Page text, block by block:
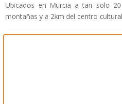
Ubicados en Murcia a tan solo
montañas y a 2km del centro